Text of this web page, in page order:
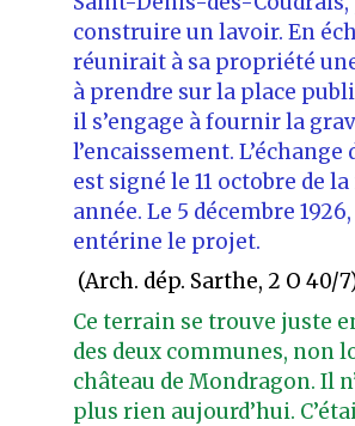
construire un lavoir. En
réunirait à sa propriété
à prendre sur la place
il s’engage à fournir la
l’encaissement.
est signé le 11 octobre de
année. Le 5 décembre
entérine le projet.
(Arch. dép. Sarthe, 2 O 40/
Ce terrain se trouve juste
des deux communes, non
château de Mondragon. Il
plus rien aujourd’hui.